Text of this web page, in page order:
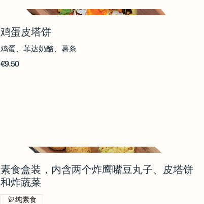
鸡蛋皮塔饼
鸡蛋、菲达奶酪、薯条
€9.50
素食盒装，内含两个炸鹰嘴豆丸子、皮塔饼
和炸蔬菜
纯素食